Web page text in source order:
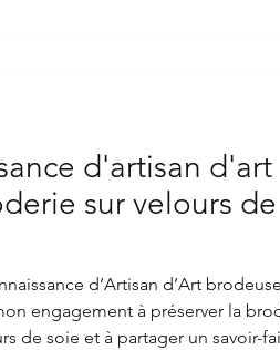
d'artisan d'art
sur velours de
d’Artisan d’Art
engagement à préserver la
de soie et à partager un savoir-